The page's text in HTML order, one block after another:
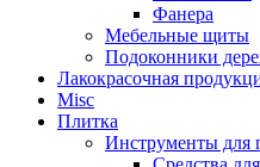
Фанера
Мебельные щиты
Подоконники
Лакокрасочная
Misc
Плитка
Инструменты для